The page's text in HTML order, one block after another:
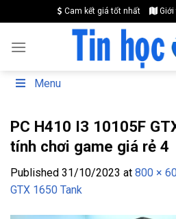
to
content
Cam kết giá tốt nhất Giới
Menu
PC H410 I3 10105F
tính chơi game giá rẻ 4
Published 31/10/2023 at 800 ×
GTX 1650 Tank